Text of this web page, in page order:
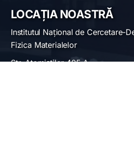
LOCAȚIA NOASTRĂ
Institutul Național de Cercetare-
Fizica Materialelor
Str. Atomiștilor 405 A